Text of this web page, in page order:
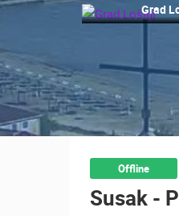
BANERI
Grad
Offline
Susak -